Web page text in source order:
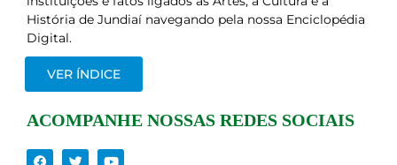
História de Jundiaí navegando pela nossa Enciclopédia
Digital.
VER ÍNDICE
ACOMPANHE NOSSAS REDES SOCIAIS